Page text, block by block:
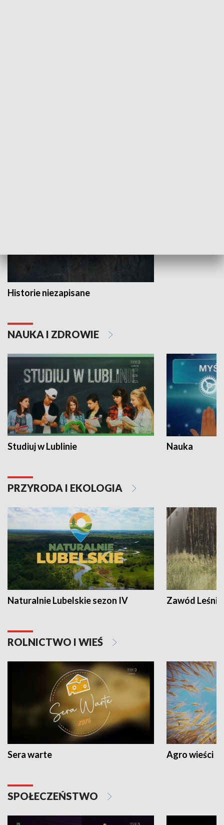
Historie niezapisane
NAUKA I ZDROWIE
Studiuj w Lublinie Nauka
PRZYRODA I EKOLOGIA
Naturalnie Lubelskie sezon IV Zawód Leśnik
ROLNICTWO I WIEŚ
Sera warte Agro wieści
SPOŁECZEŃSTWO